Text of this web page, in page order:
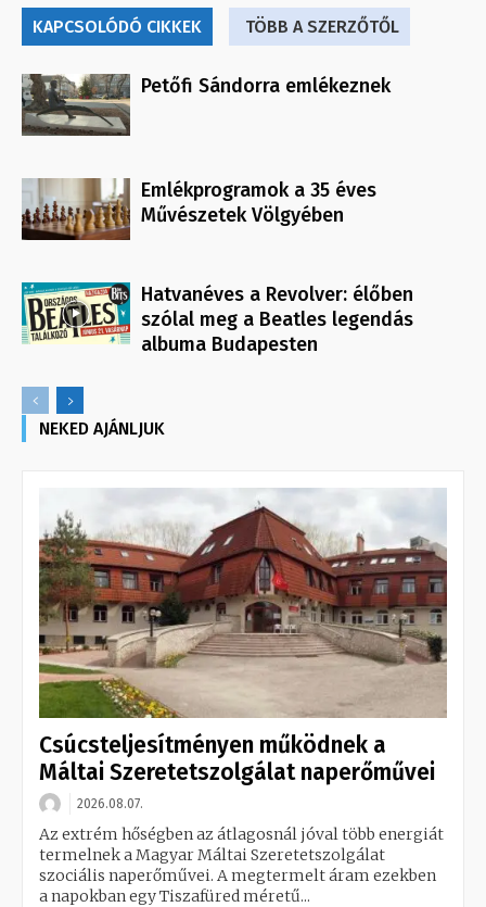
KAPCSOLÓDÓ CIKKEK TÖBB A SZERZŐTŐL
Petőfi Sándorra emlékeznek
Emlékprogramok a 35 éves
Művészetek Völgyében
Hatvanéves a Revolver: élőben
szólal meg a Beatles legendás
albuma Budapesten
NEKED AJÁNLJUK
Csúcsteljesítményen működnek a
Máltai Szeretetszolgálat naperőművei
2026.08.07.
Az extrém hőségben az átlagosnál jóval több energiát
termelnek a Magyar Máltai Szeretetszolgálat
szociális naperőművei. A megtermelt áram ezekben
a napokban egy Tiszafüred méretű...